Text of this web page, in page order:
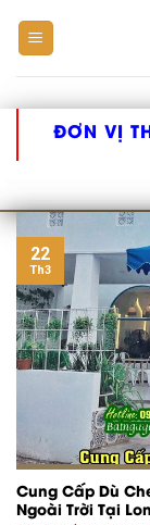
NHỰA
ĐƠN VỊ
Cung Cấp Dù
Ngoài Trời Tại
22
Th3